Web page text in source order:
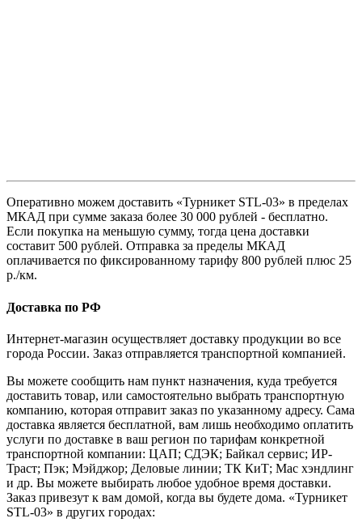
Оперативно можем доставить «Турникет STL-03» в пределах
МКАД при сумме заказа более 30 000 рублей - бесплатно.
Если покупка на меньшую сумму, тогда цена доставки
составит 500 рублей. Отправка за пределы МКАД
оплачивается по фиксированному тарифу 800 рублей плюс 25
р./км.
Доставка по РФ
Интернет-магазин осуществляет доставку продукции во все
города России. Заказ отправляется транспортной компанией.
Вы можете сообщить нам пункт назначения, куда требуется
доставить товар, или самостоятельно выбрать транспортную
компанию, которая отправит заказ по указанному адресу. Сама
доставка является бесплатной, вам лишь необходимо оплатить
услуги по доставке в ваш регион по тарифам конкретной
транспортной компании: ЦАП; СДЭК; Байкал сервис; ИР-
Траст; Пэк; Мэйджор; Деловые линии; ТК КиТ; Мас хэндлинг
и др. Вы можете выбирать любое удобное время доставки.
Заказ привезут к вам домой, когда вы будете дома. «Турникет
STL-03» в других городах: